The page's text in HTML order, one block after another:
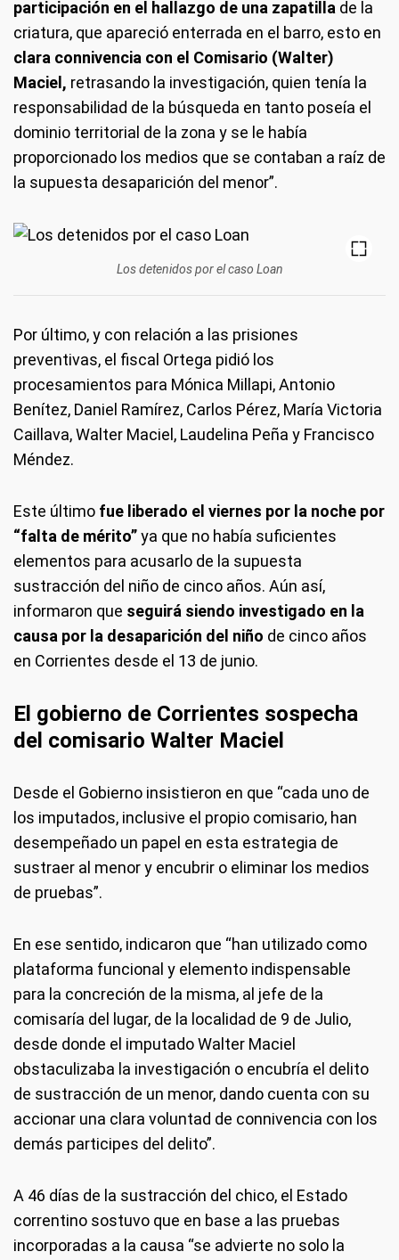
participación en el hallazgo de una zapatilla de la
criatura, que apareció enterrada en el barro, esto en
clara connivencia con el Comisario (Walter)
Maciel, retrasando la investigación, quien tenía la
responsabilidad de la búsqueda en tanto poseía el
dominio territorial de la zona y se le había
proporcionado los medios que se contaban a raíz de
la supuesta desaparición del menor”.
Los detenidos por el caso Loan
Por último, y con relación a las prisiones
preventivas, el fiscal Ortega pidió los
procesamientos para Mónica Millapi, Antonio
Benítez, Daniel Ramírez, Carlos Pérez, María Victoria
Caillava, Walter Maciel, Laudelina Peña y Francisco
Méndez.
Este último fue liberado el viernes por la noche por
“falta de mérito”ya que no había suficientes
elementos para acusarlo de la supuesta
sustracción del niño de cinco años. Aún así,
informaron que seguirá siendo investigado en la
causa por la desaparición del niño de cinco años
en Corrientes desde el 13 de junio.
El gobierno de Corrientes sospecha
del comisario Walter Maciel
Desde el Gobierno insistieron en que “cada uno de
los imputados, inclusive el propio comisario, han
desempeñado un papel en esta estrategia de
sustraer al menor y encubrir o eliminar los medios
de pruebas”.
En ese sentido, indicaron que “han utilizado como
plataforma funcional y elemento indispensable
para la concreción de la misma, al jefe de la
comisaría del lugar, de la localidad de 9 de Julio,
desde donde el imputado Walter Maciel
obstaculizaba la investigación o encubría el delito
de sustracción de un menor, dando cuenta con su
accionar una clara voluntad de connivencia con los
demás participes del delito”.
A 46 días de la sustracción del chico, el Estado
correntino sostuvo que en base a las pruebas
incorporadas a la causa “se advierte no solo la